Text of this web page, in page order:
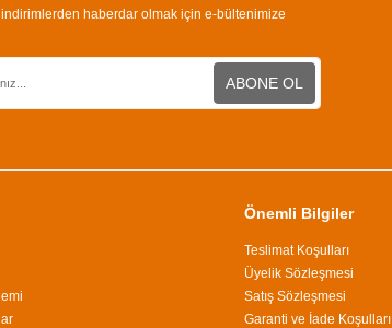
haberdar olmak için e-bültenimize
ABONE OL
Önemli Bilgiler
Teslimat Koşulları
Üyelik Sözleşmesi
Satış Sözleşmesi
Garanti ve İade Koşulları